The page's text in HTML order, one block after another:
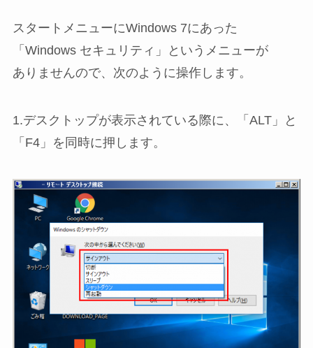
スタートメニューにWindows 7にあった
「Windows セキュリティ」というメニューが
ありませんので、次のように操作します。
1.デスクトップが表示されている際に、「ALT」と
「F4」を同時に押します。